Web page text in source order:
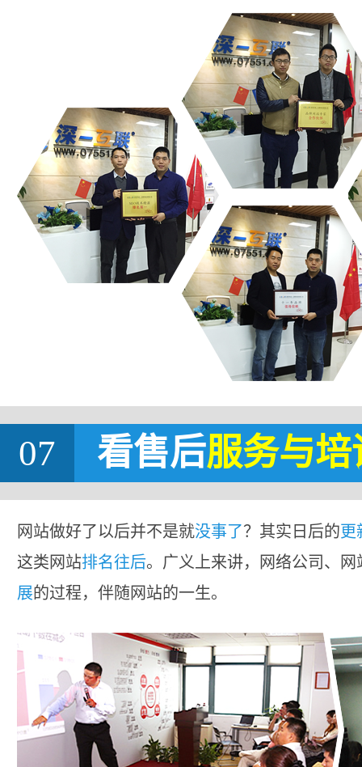
07 看售后服务与培
网站做好了以后并不是就没事了？其实日后的更
这类网站排名往后。广义上来讲，网络公司、
展的过程，伴随网站的一生。